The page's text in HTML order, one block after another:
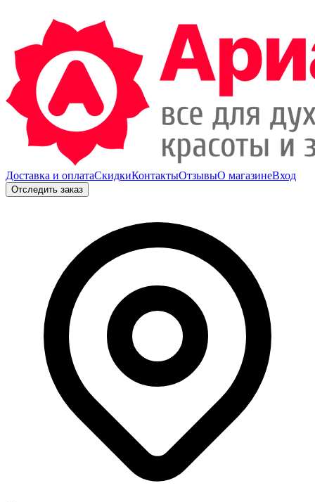
Доставка и оплатаСкидкиКонтактыОтзывыО магазинеВход
Отследить заказ